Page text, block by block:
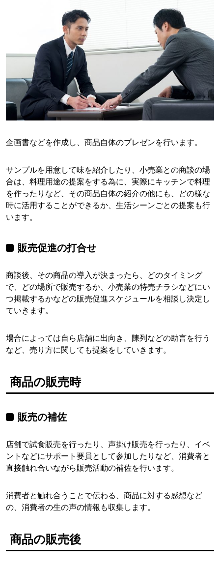
企画書などを作成し、商品自体のプレゼンを行います。
サンプルを用意して味を紹介したり、小売業との商談の場
合は、料理用途の提案をする為に、実際にキッチンで料理
を作ったりなど、その商品自体の紹介の他にも、どの様な
時に活用することができるか、生活シーンごとの提案も行
います。
販売促進の打合せ
商談後、その商品の導入が決まったら、どのタイミング
で、どの場所で販売するか、小売業の特売チラシなどにい
つ掲載するかなどの販売促進スケジュールを相談し決定し
ていきます。
場合によっては自ら店舗に出向き、陳列などの助言を行う
など、売り方に関しても提案をしていきます。
商品の販売時
販売の補佐
店舗で試食販売を行ったり、声掛け販売を行ったり、イベ
ントなどにサポート要員として参加したりなど、消費者と
直接触れ合いながら販売活動の補佐を行います。
消費者と触れ合うことで伝わる、商品に対する感想など
の、消費者の生の声の情報も収集します。
商品の販売後